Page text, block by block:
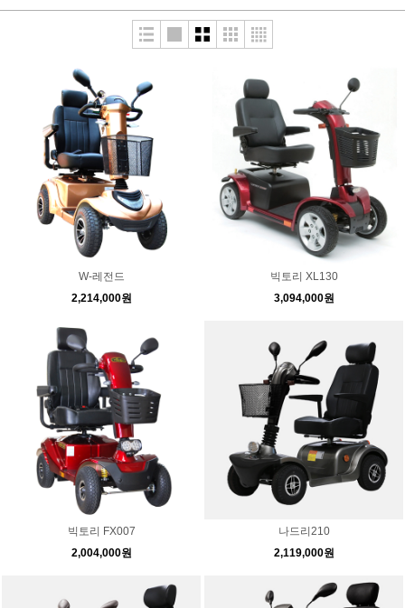
W-레전드
2,214,000원
빅토리 XL130
3,094,000원
빅토리 FX007
2,004,000원
나드리210
2,119,000원